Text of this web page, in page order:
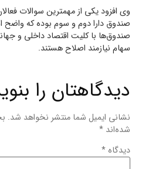
وی افزود یکی از مهمترین سوالات
صندوق دارا دوم و سوم بوده که
صندوق‌ها با کلیت اقتصاد داخلی و
سهام نیازمند اصلاح هستند.
دیدگاهتان را
نشانی ایمیل شما منتشر نخواهد شد.
شده‌اند *
دیدگاه *